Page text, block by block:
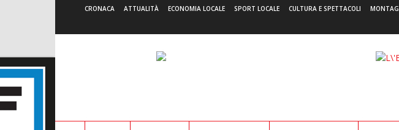
CRONACA ATTUALITÀ ECONOMIA LOCALE SPORT LOCALE CULTURA E SPETTACOLI